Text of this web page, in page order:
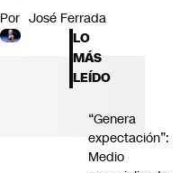
Por José Ferrada
LO
MÁS
LEÍDO
“Genera
expectación”:
Medio